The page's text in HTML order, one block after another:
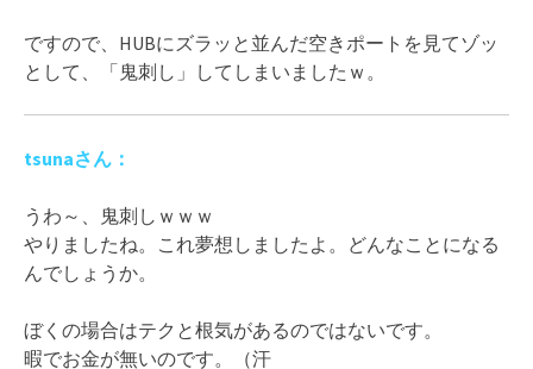
ですので、HUBにズラッと並んだ空きポートを見てゾッ
として、「鬼刺し」してしまいましたｗ。
tsunaさん：
うわ～、鬼刺しｗｗｗ
やりましたね。これ夢想しましたよ。どんなことになる
んでしょうか。
ぼくの場合はテクと根気があるのではないです。
暇でお金が無いのです。（汗